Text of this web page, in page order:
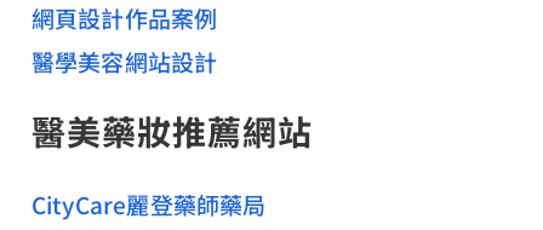
網頁設計作品案例
醫學美容網站設計
醫美藥妝推薦網站
CityCare麗登藥師藥局